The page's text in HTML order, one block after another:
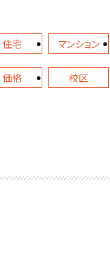
住宅 マンション
価格 校区